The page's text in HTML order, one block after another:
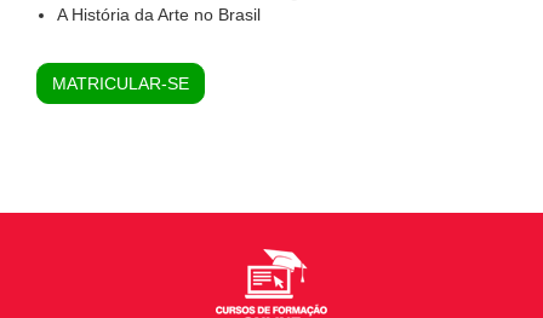
A História da Arte no Brasil
MATRICULAR-SE